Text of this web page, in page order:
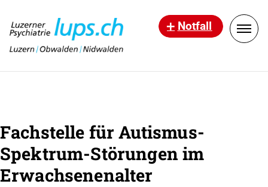
Notfall
Fachstelle für Autismus-
Spektrum-Störungen im
Erwachsenenalter